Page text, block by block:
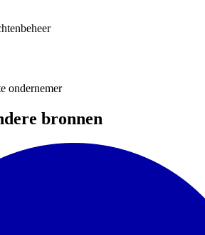
ondernemer
bronnen